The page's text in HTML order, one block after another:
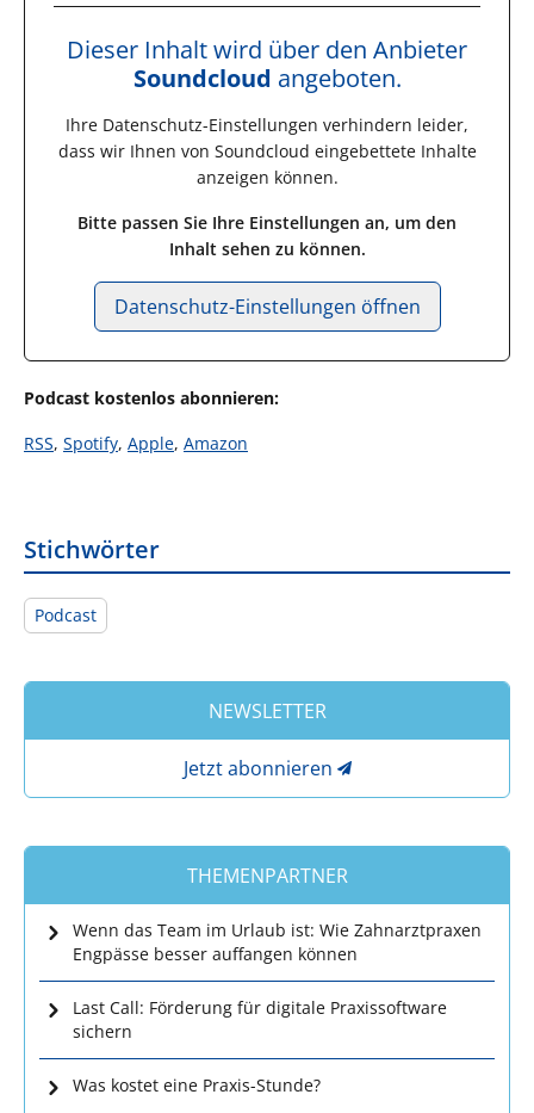
Dieser Inhalt wird über den Anbieter
Soundcloud angeboten.
Ihre Datenschutz-Einstellungen verhindern leider,
dass wir Ihnen von Soundcloud eingebettete Inhalte
anzeigen können.
Bitte passen Sie Ihre Einstellungen an, um den
Inhalt sehen zu können.
Datenschutz-Einstellungen öffnen
Podcast kostenlos abonnieren:
RSS, Spotify, Apple, Amazon
Stichwörter
Podcast
NEWSLETTER
Jetzt abonnieren
THEMENPARTNER
Wenn das Team im Urlaub ist: Wie Zahnarztpraxen
Engpässe besser auffangen können
Last Call: Förderung für digitale Praxissoftware
sichern
Was kostet eine Praxis-Stunde?